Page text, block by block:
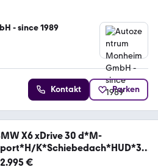
- since 1989
Kontakt Parken
X6 xDrive 30 d*M-
K*Schiebedach*HUD*36
€